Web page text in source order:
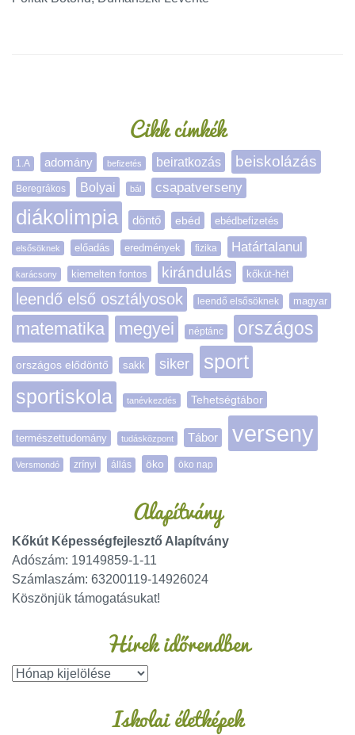
Cikk címkék
1.A adomány befizetés beiratkozás beiskolázás
Beregrákos Bolyai bál csapatverseny
diákolimpia döntő ebéd ebédbefizetés
elsősöknek előadás eredmények fizika Határtalanul
karácsony kiemelten fontos kirándulás kőkút-hét
leendő első osztályosok leendő elsősöknek magyar
matematika megyei néptánc országos
országos elődöntő sakk siker sport
sportiskola tanévkezdés Tehetségtábor
természettudomány tudásközpont Tábor verseny
Versmondó zrínyi állás öko öko nap
Alapítvány
Kőkút Képességfejlesztő Alapítvány
Adószám: 19149859-1-11
Számlaszám: 63200119-14926024
Köszönjük támogatásukat!
Hírek időrendben
Iskolai életképek